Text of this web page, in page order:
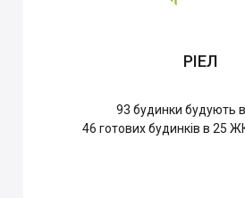
РІЕЛ
93 будинки будують
46 готових будинків в 25